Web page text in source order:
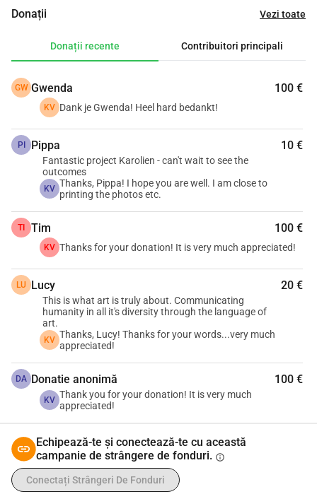
fiecare persoană devine 4 lucrări în jurul personalității lor.
după ce au văzut postarea mea, alții i-am contactat eu
Acum am portretizat 17 persoane și mă uit la o expoziție în
octombrie 2026 (Rekem, Belgia), mai/iunie 2027 (Tienen,
Belgia) și octombrie 2027 (Triangel, St Vith).
Caut fonduri pentru a mă ajuta să plătesc costurile de
tipărire a fotografiilor și textelor.
Orice ajutor ar fi foarte apreciat!
Mulțumesc mult pentru ajutorul dumneavoastră.
Cu stimă,
Karolien Verheyen
Donații Vezi toate
Donații recente Contribuitori principali
GW Gwenda 100 €
KV Dank je Gwenda! Heel hard bedankt!
PI Pippa 10 €
Fantastic project Karolien - can't wait to see the
outcomes
KV Thanks, Pippa! I hope you are well. I am close to
printing the photos etc.
TI Tim 100 €
KV Thanks for your donation! It is very much appreciated!
LU Lucy 20 €
This is what art is truly about. Communicating
humanity in all it's diversity through the language of
art.
KV Thanks, Lucy! Thanks for your words...very much
appreciated!
DA Donatie anonimă 100 €
KV Thank you for your donation! It is very much
appreciated!
Echipează-te și conectează-te cu această
campanie de strângere de fonduri. info
Conectați Strângeri De Fonduri